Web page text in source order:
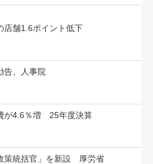
店舗1.6ポイント低下
告、人事院
が4.6％増 25年度決算
策統括官」を新設 厚労省